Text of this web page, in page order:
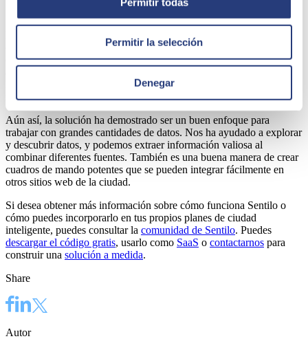
Permitir la selección
Denegar
Por supuesto, siempre hay que tener en cuenta que cuando trabajas
con grandes volúmenes de datos y aplicar filtros, debes optimizar las
consultas, agregar índices o limitar los datos que el panel puede
Esto es importante si deseas mantener bajos los costos y brindar
resultados rápidos al ejecutar tus consultas.
Aún así, la solución ha demostrado ser un buen enfoque para
trabajar con grandes cantidades de datos. Nos ha ayudado a explorar
y descubrir datos, y podemos extraer información valiosa al
combinar diferentes fuentes. También es una buena manera de crear
cuadros de mando potentes que se pueden integrar fácilmente en
otros sitios web de la ciudad.
Si desea obtener más información sobre cómo funciona Sentilo o
cómo puedes incorporarlo en tus propios planes de ciudad
inteligente, puedes consultar la comunidad de Sentilo. Puedes
descargar el código gratis, usarlo como SaaS o contactarnos para
construir una solución a medida.
Share
Autor